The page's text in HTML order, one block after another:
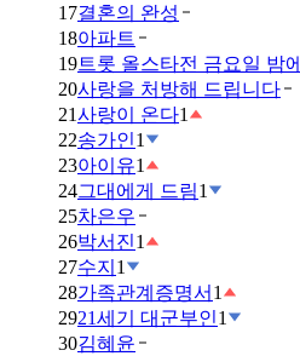
17결혼의 완성
18아파트
19트롯 올스타전 금요일 밤에
20사랑을 처방해 드립니다
21사랑이 온다1
22송가인1
23아이유1
24그대에게 드림1
25차은우
26박서진1
27수지 1
28가족관계증명서 1
2921세기 대군부인1
30김혜윤